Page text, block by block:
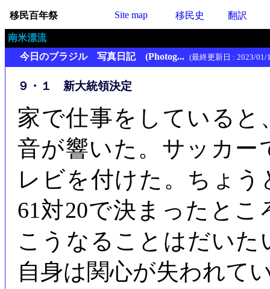
移民百年祭 Site map 移民史 翻訳
南米漂流
今日のブラジル 写真日記 (Photog... (最終更新日 : 2023/01/
９・１ 新大統領決定
家で仕事をしている
音が響いた。サッカ
レビを付けた。ちょ
61対20で決まったと
こうなることはだい
自身は関心が失われて